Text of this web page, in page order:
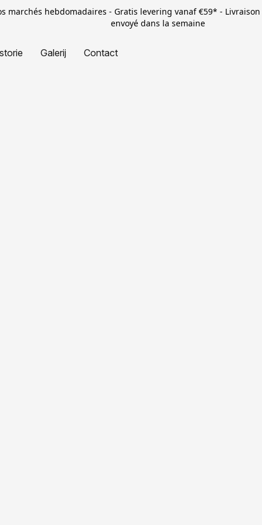
marchés hebdomadaires - Gratis levering vanaf €59* -
envoyé dans la semaine
Galerij Contact